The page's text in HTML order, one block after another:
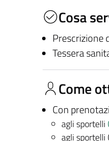
Cosa
Prescrizione
Tessera
Come
Con
agli sportelli
agli sportelli